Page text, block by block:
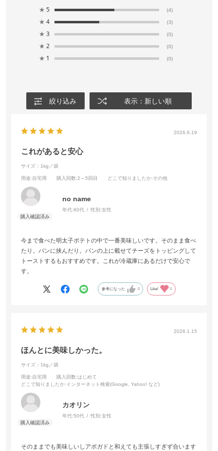
★ 5 (4)
★ 4 (3)
★ 3 (0)
★ 2 (0)
★ 1 (0)
絞り込み 表示：新しい順
2026.6.19
これがあると安心
サイズ：1kg／袋
用途:自宅用 購入回数:2～5回目 どこで知りましたか:その他
no name
年代:60代 性別:女性
今まで食べた明太子ポテトの中で一番美味しいです。そのまま食べ
たり。パンに挟んだり。パンの上に載せてチーズをトッピングして
トーストするもおすすめです。これが冷蔵庫にあるだけで安心で
す。
参考になった 0 Like! 0
2026.1.15
ほんとに美味しかった。
サイズ：1kg／袋
用途:自宅用 購入回数:はじめて
どこで知りましたか:インターネット検索(Google, Yahoo! など)
カオリン
年代:50代 性別:女性
そのままでも美味しいしアボガドと和えても主張しすぎず合います